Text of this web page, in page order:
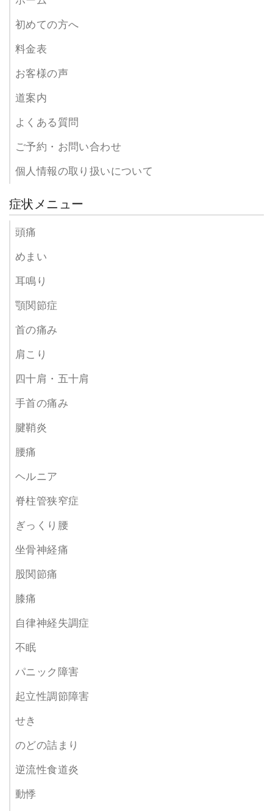
初めての方へ
料金表
お客様の声
道案内
よくある質問
ご予約・お問い合わせ
個人情報の取り扱いについて
症状メニュー
頭痛
めまい
耳鳴り
顎関節症
首の痛み
肩こり
四十肩・五十肩
手首の痛み
腱鞘炎
腰痛
ヘルニア
脊柱管狭窄症
ぎっくり腰
坐骨神経痛
股関節痛
膝痛
自律神経失調症
不眠
パニック障害
起立性調節障害
せき
のどの詰まり
逆流性食道炎
動悸